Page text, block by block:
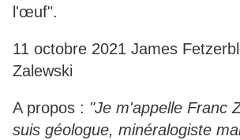
l'œuf".
11 octobre 2021 James
Zalewski
A propos : "Je m'appelle Franc
suis géologue, minéralogiste